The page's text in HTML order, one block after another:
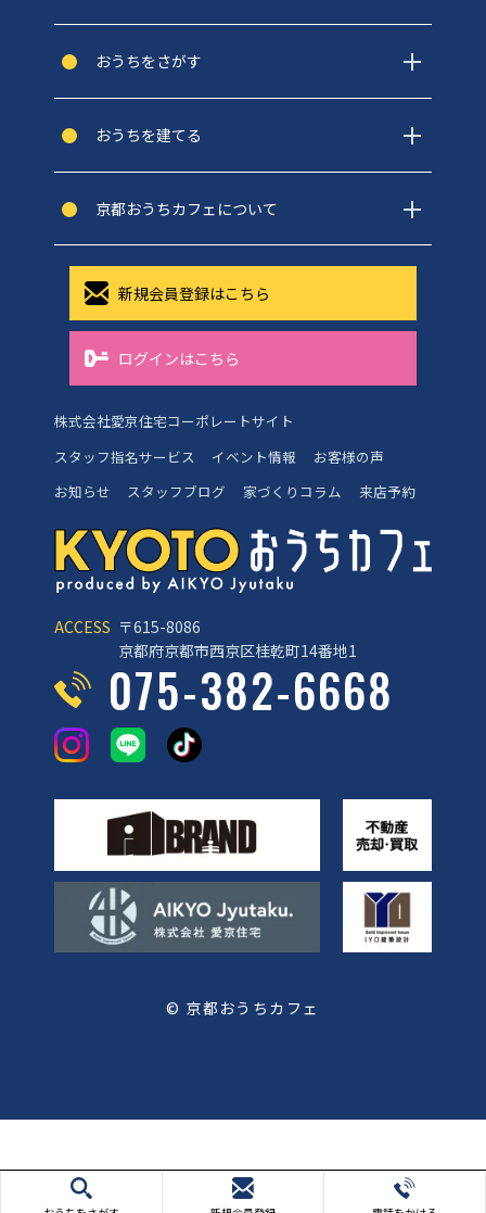
ACCESS 〒615-8086
京都府京都市西京区桂乾町14番地1
075-382-6668
© 京都おうちカフェ
おうちをさがす
おうちを建てる
京都おうちカフェについて
新規会員登録はこちら
ログインはこちら
株式会社愛京住宅コーポレートサイト
スタッフ指名サービス
イベント情報
お客様の声
お知らせ
スタッフブログ 家づくりコラム 来店予約